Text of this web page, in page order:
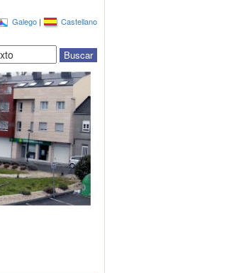
Galego | Castellano